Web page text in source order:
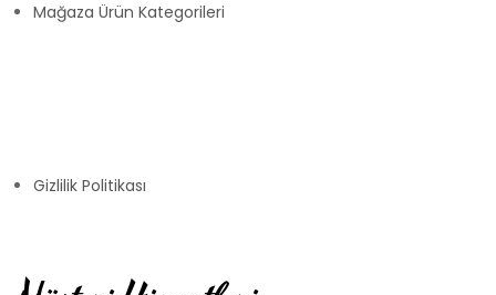
Mağaza Ürün Kategorileri
Gizlilik Politikası